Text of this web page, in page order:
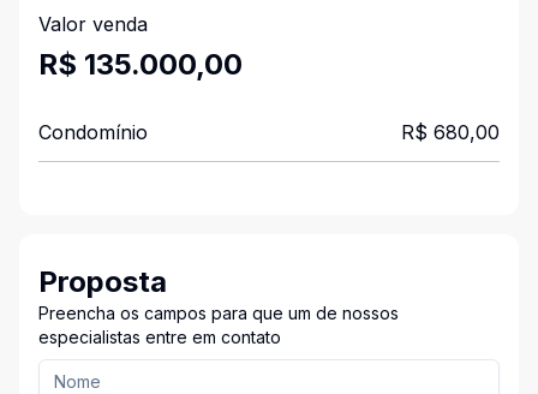
Valor venda
R$ 135.000,00
Condomínio R$ 680,00
Proposta
Preencha os campos para que um de nossos
especialistas entre em contato